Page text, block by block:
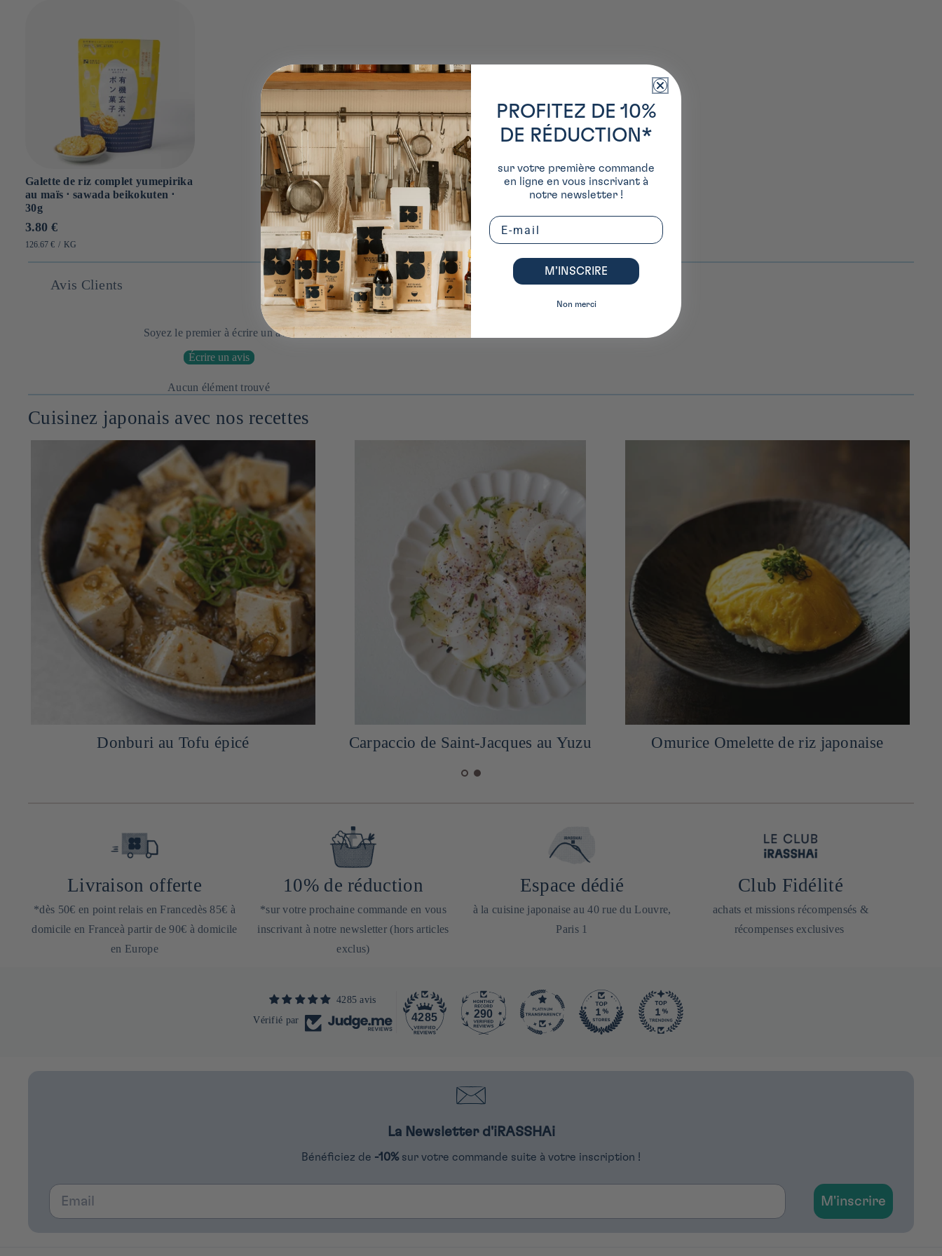
Galette de riz complet yumepirika
au maïs ⋅ sawada beikokuten ⋅
30g
Prix
habituel
3.80 €
PRIX
126.67 € / PAR
KG
Avis Clients
Soyez le premier à écrire un avis
Écrire un avis
Aucun élément trouvé
Cuisinez japonais avec nos recettes
Carpaccio de Saint-Jacques au Yuzu Omurice Omelette de riz japonaise Riz vinaigré
Livraison offerte
*dès 50€ en point relais en Francedès 85€ à
domicile en Franceà partir de 90€ à domicile
en Europe
10% de réduction
*sur votre prochaine commande en vous
inscrivant à notre newsletter (hors articles
exclus)
Espace dédié
à la cuisine japonaise au 40 rue du Louvre,
Paris 1
Club Fidélité
achats et missions récompensés &
récompenses exclusives
4285 avis
Vérifié par
4285 290
La Newsletter d'iRASSHAi
Bénéficiez de -10% sur votre commande suite à votre inscription !
Email
M'inscrire
PROFITEZ DE 10%
DE RÉDUCTION*
sur votre première commande
en ligne en vous inscrivant à
notre newsletter !
Email
M’INSCRIRE
Non merci